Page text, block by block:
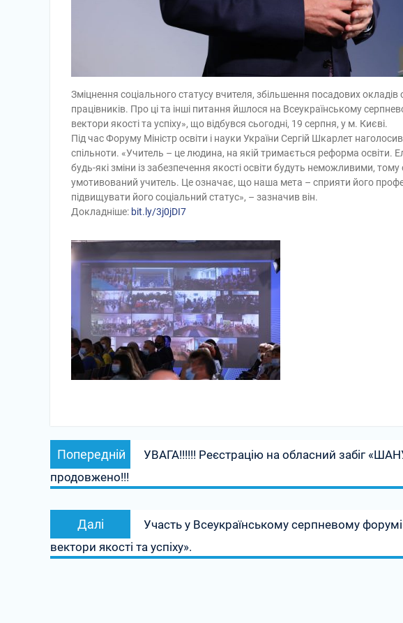
Зміцнення соціального статусу вчителя, збільшення посадових окладів
працівників. Про ці та інші питання йшлося на Всеукраїнському
вектори якості та успіху», що відбувся сьогодні, 19 серпня, у м. Києві.
Під час Форуму Міністр освіти і науки України Сергій Шкарлет
спільноти. «Учитель – це людина, на якій тримається реформа освіти.
будь-які зміни із забезпечення якості освіти будуть неможливими,
умотивований учитель. Це означає, що наша мета – сприяти його
підвищувати його соціальний статус», – зазначив він.
Докладніше: bit.ly/3j0jDI7
Навігація
записів
Попередній
запис:
УВАГА!!!!!! Реєстрацію на обласний забіг
продовжено!!!
Далі
запис:
Участь у Всеукраїнському серпневому форумі
вектори якості та успіху».